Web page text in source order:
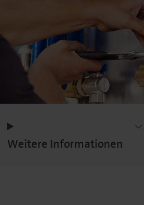
Weitere Informationen